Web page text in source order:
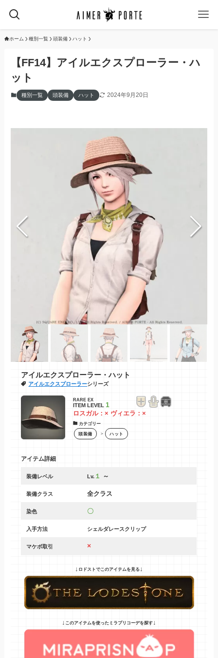
ホーム 種別一覧 頭装備 ハット
【FF14】アイルエクスプローラー・ハ
ット
種別一覧 頭装備 ハット 2024年9月20日
アイルエクスプローラー・ハット
アイルエクスプローラーシリーズ
RARE EX
ITEM LEVEL 1
ロスガル：× ヴィエラ：×
カテゴリー
頭装備 ＞ ハット
アイテム詳細
装備レベル Lv.１ ～
装備クラス 全クラス
染色 〇
入手方法 シェルダレースクリップ
マケボ取引 ×
↓ ロドストでこのアイテムを見る↓
↓ このアイテムを使ったミラプリコーデを探す ↓